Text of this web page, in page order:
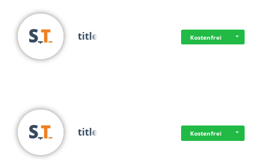
title Kostenfrei
title Kostenfrei